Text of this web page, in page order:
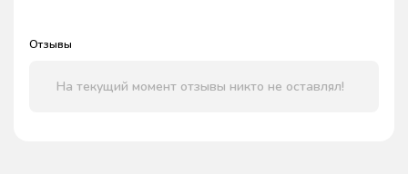
Отзывы
На текущий момент отзывы никто не оставлял!